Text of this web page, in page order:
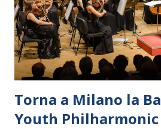
Torna a Milano la
Youth Philharmonic